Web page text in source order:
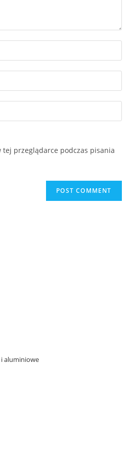
przeglądarce podczas pisania
aluminiowe